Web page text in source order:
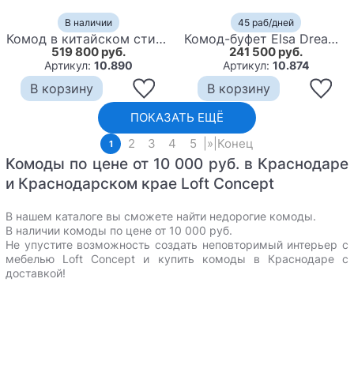
В наличии
Комод в китайском стиле Chinese Black Chest of Drawers Нидерланды
519 800 руб.
Артикул: 10.890
В корзину
45 раб/дней
Комод-буфет Elsa Dreams Black с открытыми полками
241 500 руб.
Артикул: 10.874
В корзину
ПОКАЗАТЬ ЕЩЁ
1 2 3 4 5 » Конец
Комоды по цене от 10 000 руб. в Краснодаре
и Краснодарском крае Loft Concept
В нашем каталоге вы сможете найти недорогие комоды.
В наличии комоды по цене от 10 000 руб.
Не упустите возможность создать неповторимый интерьер с
мебелью Loft Concept и купить комоды в Краснодаре с
доставкой!